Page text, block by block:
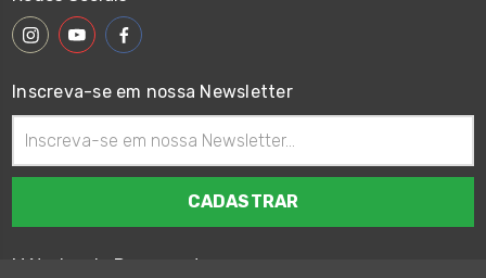
Inscreva-se em nossa Newsletter
de
email
Métodos de Pagamento